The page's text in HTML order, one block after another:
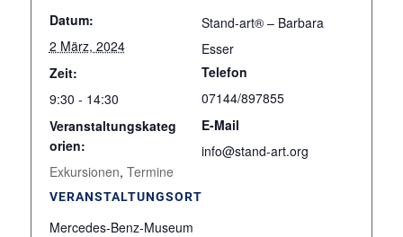
Datum:
2 März, 2024
Zeit:
9:30 - 14:30
Veranstaltungskateg
orien:
Exkursionen, Termine
VERANSTALTUNGSORT
Mercedes-Benz-Museum
Stand-art® – Barbara
Esser
Telefon
07144/897855
E-Mail
info@stand-art.org